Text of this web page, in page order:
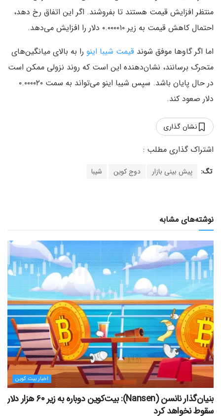
منتظر افزایش قیمت هستند تا بفروشند. اگر این اتفاق رخ دهد،
احتمال کاهش قیمت به زیر ۰.۰۰۰۰۱۰ دلار را افزایش می‌دهد.
اما اگر گاوها موفق شوند قیمت شیبا اینو را به بالای میانگین‌های
متحرک برسانند، نشان‌دهنده این است که روند نزولی ممکن است
در حال پایان باشد. سپس شیبا اینو می‌تواند به سمت ۰.۰۰۰۰۲۰
دلار صعود کند.
نشان گذاری
تگ: پیش بینی بازار دوج کوین شیبا
نوشته‌های مشابه
اخبار بیت کوین
بنیان‌گذار نانسن (Nansen): بیت‌کوین دوباره به زیر ۶۰ هزار دلار
سقوط نخواهد کرد